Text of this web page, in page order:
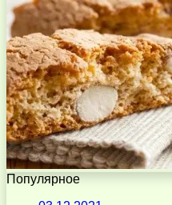
Популярное